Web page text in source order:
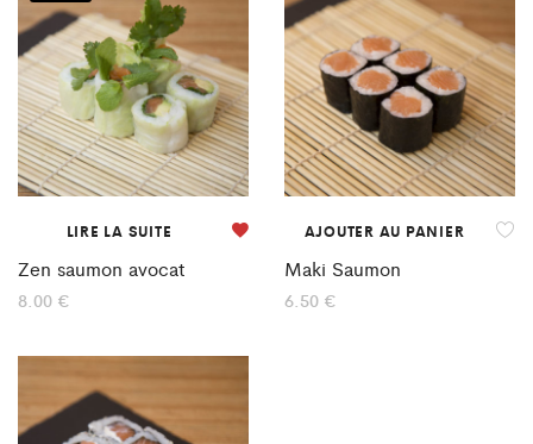
LIRE LA SUITE
Zen saumon avocat
8.00 €
AJOUTER AU PANIER
Maki Saumon
6.50 €